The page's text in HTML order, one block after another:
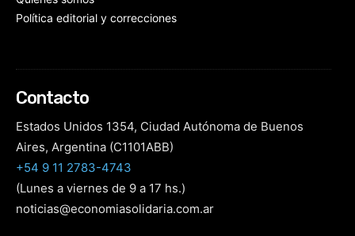
Política editorial y correcciones
Contacto
Estados Unidos 1354, Ciudad Autónoma de Buenos
Aires, Argentina (C1101ABB)
+54 9 11 2783-4743
(Lunes a viernes de 9 a 17 hs.)
noticias@economiasolidaria.com.ar